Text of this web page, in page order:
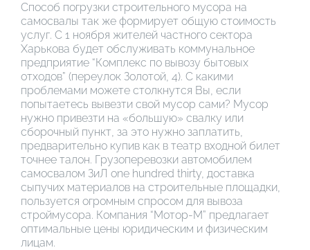
Способ погрузки строительного мусора на
самосвалы так же формирует общую стоимость
услуг. С 1 ноября жителей частного сектора
Харькова будет обслуживать коммунальное
предприятие “Комплекс по вывозу бытовых
отходов” (переулок Золотой, 4). С какими
проблемами можете столкнутся Вы, если
попытаетесь вывезти свой мусор сами? Мусор
нужно привезти на «большую» свалку или
сборочный пункт, за это нужно заплатить,
предварительно купив как в театр входной билет
точнее талон. Грузоперевозки автомобилем
самосвалом ЗиЛ one hundred thirty, доставка
сыпучих материалов на строительные площадки,
пользуется огромным спросом для вывоза
строймусора. Компания “Мотор-М” предлагает
оптимальные цены юридическим и физическим
лицам.